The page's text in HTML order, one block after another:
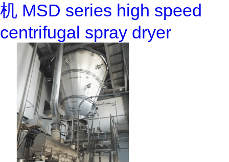
机 MSD series high speed
centrifugal spray dryer